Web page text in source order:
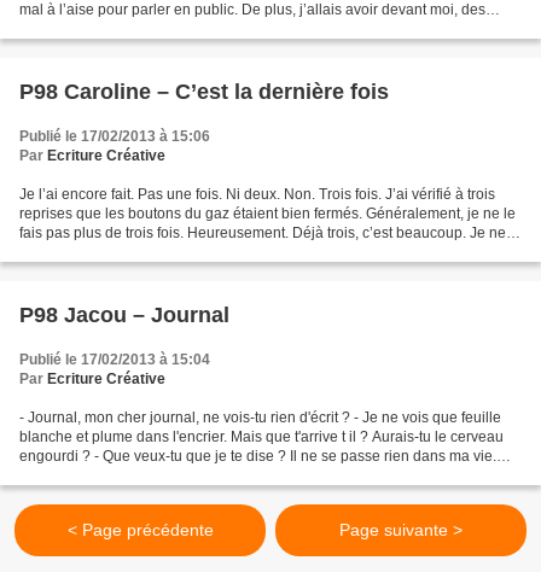
mal à l’aise pour parler en public. De plus, j’allais avoir devant moi, des
P98 Caroline – C’est la dernière fois
Publié le 17/02/2013 à 15:06
Par Ecriture Créative
Je l’ai encore fait. Pas une fois. Ni deux. Non. Trois fois. J’ai vérifié à trois
reprises que les boutons du gaz étaient bien fermés. Généralement, je ne le
fais pas plus de trois fois. Heureusement. Déjà trois, c’est beaucoup. Je ne
P98 Jacou – Journal
Publié le 17/02/2013 à 15:04
Par Ecriture Créative
- Journal, mon cher journal, ne vois-tu rien d'écrit ? - Je ne vois que feuille
blanche et plume dans l'encrier. Mais que t'arrive t il ? Aurais-tu le cerveau
engourdi ? - Que veux-tu que je te dise ? Il ne se passe rien dans ma vie.
< Page précédente Page suivante >